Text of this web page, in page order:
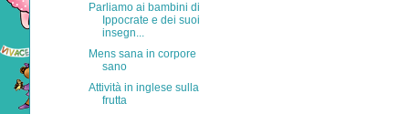
Parliamo ai bambini di
Ippocrate e dei suoi
insegn...
Mens sana in corpore
sano
Attività in inglese sulla
frutta